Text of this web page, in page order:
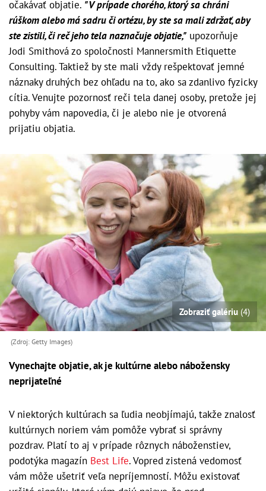
očakávať objatie. "V prípade chorého, ktorý sa chráni
rúškom alebo má sadru či ortézu, by ste sa mali zdržať, aby
ste zistili, či reč jeho tela naznačuje objatie," upozorňuje
Jodi Smithová zo spoločnosti Mannersmith Etiquette
Consulting. Taktiež by ste mali vždy rešpektovať jemné
náznaky druhých bez ohľadu na to, ako sa zdanlivo fyzicky
cítia. Venujte pozornosť reči tela danej osoby, pretože jej
pohyby vám napovedia, či je alebo nie je otvorená
prijatiu objatia.
Zobraziť galériu (4)
(Zdroj: Getty Images)
Vynechajte objatie, ak je kultúrne alebo nábožensky
neprijateľné
V niektorých kultúrach sa ľudia neobjímajú, takže znalosť
kultúrnych noriem vám pomôže vybrať si správny
pozdrav. Platí to aj v prípade rôznych náboženstiev,
podotýka magazín Best Life. Vopred zistená vedomosť
vám môže ušetriť veľa nepríjemností. Môžu existovať